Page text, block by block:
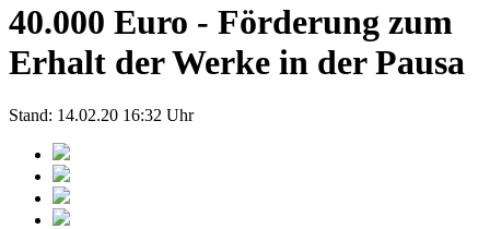
40.000 Euro - Förderung zum
Erhalt der Werke in der Pausa
Stand: 14.02.20 16:32 Uhr